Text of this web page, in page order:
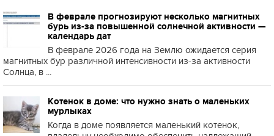
В феврале прогнозируют несколько магнитных
бурь из-за повышенной солнечной активности —
календарь дат
В феврале 2026 года на Землю ожидается серия
магнитных бур различной интенсивности из-за активности
Солнца, в ...
Котенок в доме: что нужно знать о маленьких
мурлыках
Когда в доме появляется маленький котенок,